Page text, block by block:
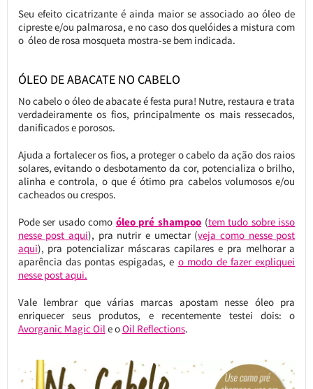
Seu efeito cicatrizante é ainda maior se associado ao óleo de
cipreste e/ou palmarosa, e no caso dos quelóides a mistura com
o óleo de rosa mosqueta mostra-se bem indicada.
ÓLEO DE ABACATE NO CABELO
No cabelo o óleo de abacate é festa pura! Nutre, restaura e trata
verdadeiramente os fios, principalmente os mais ressecados,
danificados e porosos.
Ajuda a fortalecer os fios, a proteger o cabelo da ação dos raios
solares, evitando o desbotamento da cor, potencializa o brilho,
alinha e controla, o que é ótimo pra cabelos volumosos e/ou
cacheados ou crespos.
Pode ser usado como óleo pré shampoo (tem tudo sobre isso
nesse post aqui), pra nutrir e umectar (veja como nesse post
aqui), pra potencializar máscaras capilares e pra melhorar a
aparência das pontas espigadas, e o modo de fazer expliquei
nesse post aqui.
Vale lembrar que várias marcas apostam nesse óleo pra
enriquecer seus produtos, e recentemente testei dois: o
Avorganic Magic Oile oOil Reflections.